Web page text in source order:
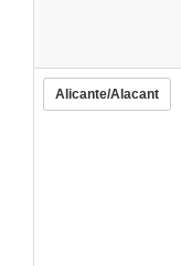
Alicante/Alacant